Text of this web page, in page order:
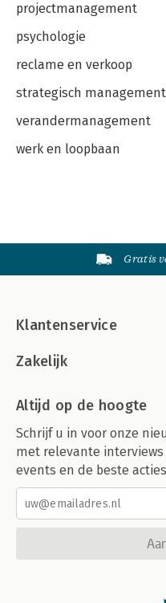
projectmanagement
psychologie
reclame en verkoop
strategisch management
verandermanagement
werk en loopbaan
Gratis
Klantenservice
Zakelijk
Altijd op de hoogte
Schrijf u in voor onze
met relevante
events en de beste